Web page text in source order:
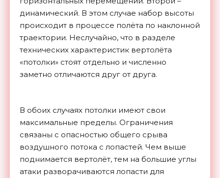
динамический. В этом случае набор высоты
происходит в процессе полёта по наклонной
траектории. Неслучайно, что в разделе
технических характеристик вертолёта
«потолки» стоят отдельно и численно
заметно отличаются друг от друга.
В обоих случаях потолки имеют свои
максимальные пределы. Ограничения
связаны с опасностью общего срыва
воздушного потока с лопастей. Чем выше
поднимается вертолёт, тем на большие углы
атаки разворачиваются лопасти для